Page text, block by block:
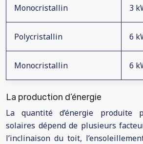
Monocristallin 3
Polycristallin 6
Monocristallin 6
La production d’énergie
La quantité d’énergie produite
solaires dépend de plusieurs
l’inclinaison du toit,